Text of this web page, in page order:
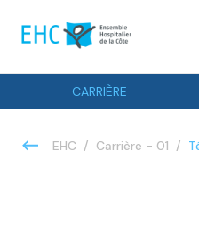
CARRIÈRE
EHC Carrière - 01